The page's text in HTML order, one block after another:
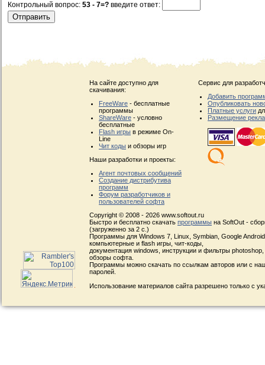
Контрольный вопрос: 53 - 7=? введите ответ:
На сайте доступно для
скачивания:
FreeWare - бесплатные
программы
ShareWare - условно
бесплатные
Flash игры в режиме On-
Line
Чит коды и обзоры игр
Наши разработки и проекты:
Агент почтовых сообщений
Создание дистрибутива
программ
Форум разработчиков и
пользователей софта
Сервис для
Добавить
Опубликовать
Платные услуги
Размещение
Copyright © 2008 - 2026 www.softout.ru
Быстро и бесплатно скачать программы на SoftOut -
(загруженно за 2 с.)
Программы для Windows 7, Linux, Symbian, Google
компьютерные и flash игры, чит-коды,
документация windows, инструкции и фильтры
обзоры софта.
Программы можно скачать по ссылкам авторов или с
паролей.
Использование материалов сайта разрешено только с